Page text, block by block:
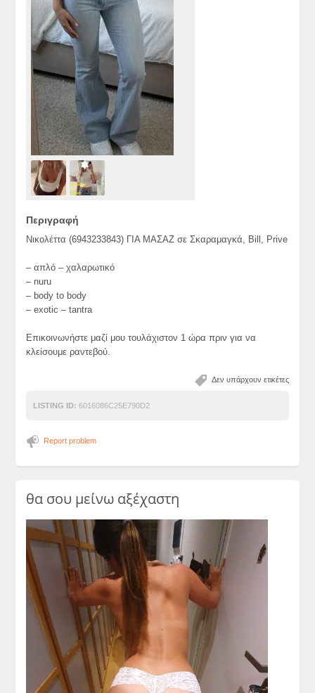
Περιγραφή
Νικολέττα (6943233843) ΓΙΑ ΜΑΣΑΖ σε Σκαραμαγκά, Bill, Prive
– απλό – χαλαρωτικό
– nuru
– body to body
– exotic – tantra
Επικοινωνήστε μαζί μου τουλάχιστον 1 ώρα πριν για να
κλείσουμε ραντεβού.
Δεν υπάρχουν ετικέτες
LISTING ID: 6016086C25E790D2
Report problem
θα σου μείνω αξέχαστη